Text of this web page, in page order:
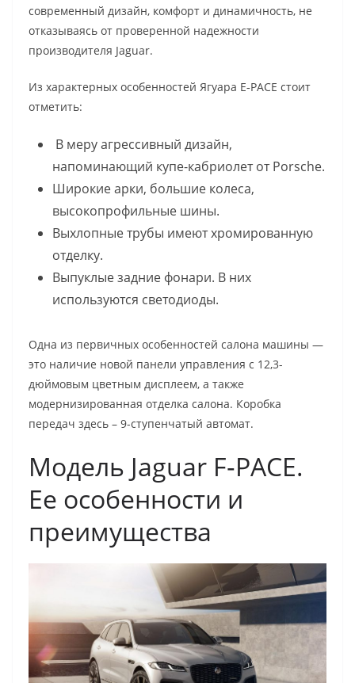
современный дизайн, комфорт и динамичность, не
отказываясь от проверенной надежности
производителя Jaguar.
Из характерных особенностей Ягуара E‑PACE стоит
отметить:
В меру агрессивный дизайн,
напоминающий купе-кабриолет от Porsche.
Широкие арки, большие колеса,
высокопрофильные шины.
Выхлопные трубы имеют хромированную
отделку.
Выпуклые задние фонари. В них
используются светодиоды.
Одна из первичных особенностей салона машины —
это наличие новой панели управления с 12,3-
дюймовым цветным дисплеем, а также
модернизированная отделка салона. Коробка
передач здесь – 9-ступенчатый автомат.
Модель Jaguar F‑PACE.
Ее особенности и
преимущества